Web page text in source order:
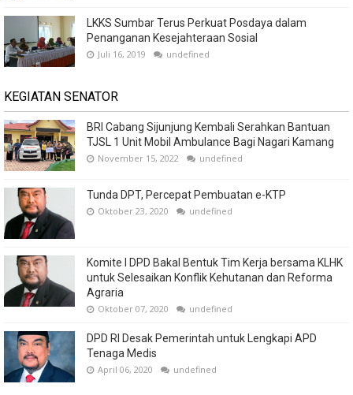
LKKS Sumbar Terus Perkuat Posdaya dalam
Penanganan Kesejahteraan Sosial
Juli 16, 2019 undefined
KEGIATAN SENATOR
BRI Cabang Sijunjung Kembali Serahkan Bantuan
TJSL 1 Unit Mobil Ambulance Bagi Nagari Kamang
November 15, 2022 undefined
Tunda DPT, Percepat Pembuatan e-KTP
Oktober 23, 2020 undefined
Komite I DPD Bakal Bentuk Tim Kerja bersama KLHK
untuk Selesaikan Konflik Kehutanan dan Reforma
Agraria
Oktober 07, 2020 undefined
DPD RI Desak Pemerintah untuk Lengkapi APD
Tenaga Medis
April 06, 2020 undefined